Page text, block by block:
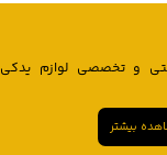
و تخصصی لوازم یدکی
بیشتر